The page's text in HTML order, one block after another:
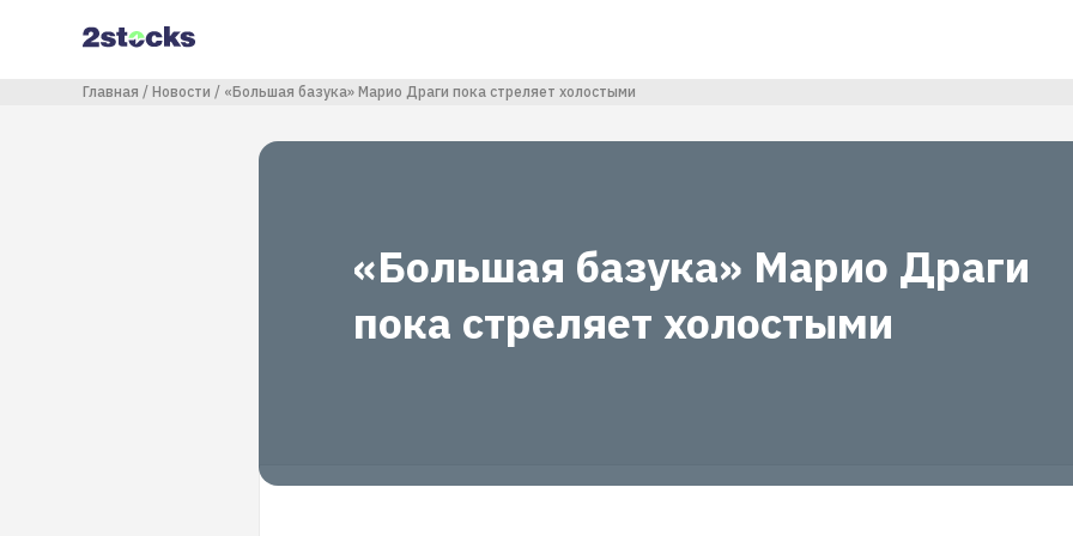
содержанию
Строка навигации
Главная Новости «Большая базука» Марио Драги пока стреляет холостыми
«Большая базука» Марио Драги
пока стреляет холостыми